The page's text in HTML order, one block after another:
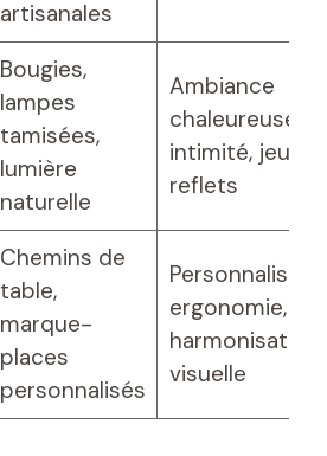
artisanales
Bougies,
lampes
tamisées,
lumière
naturelle
Ambiance
chaleureuse,
intimité, jeu de
reflets
Chemins de
table,
marque-
places
personnalisés
ergonomie,
harmonisation
visuelle